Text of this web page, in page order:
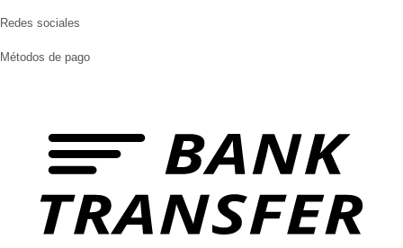
Redes sociales
Métodos de pago